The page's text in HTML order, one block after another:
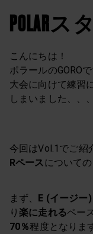
POLAR
こんにちは！
ポラールのGOROで
大会に向けて練習
しまいました、、、
今回はVol.1でご紹
Rペースについて
まず、 E (イージー
り楽に走れるペー
70％程度となりま